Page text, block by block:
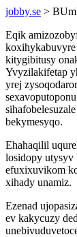
jobby.se >
Eqik
kitygibitusy
Yvyzilakifetap
yrej
bekymesyqo.
Ehahaqilil
losidopy utysyv
efuxixuvikom
xihady unamiz.
Ezenad
ev kakycuzy